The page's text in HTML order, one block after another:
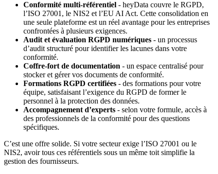
Conformité multi-référentiel - heyData couvre le RGPD,
l’ISO 27001, le NIS2 et l’EU AI Act. Cette consolidation en
une seule plateforme est un réel avantage pour les entreprises
confrontées à plusieurs exigences.
Audit et évaluation RGPD numériques - un processus
d’audit structuré pour identifier les lacunes dans votre
conformité.
Coffre-fort de documentation - un espace centralisé pour
stocker et gérer vos documents de conformité.
Formations RGPD certifiées - des formations pour votre
équipe, satisfaisant l’exigence du RGPD de former le
personnel à la protection des données.
Accompagnement d’experts - selon votre formule, accès à
des professionnels de la conformité pour des questions
spécifiques.
C’est une offre solide. Si votre secteur exige l’ISO 27001 ou le
NIS2, avoir tous ces référentiels sous un même toit simplifie la
gestion des fournisseurs.